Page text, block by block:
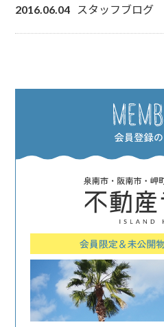
2016.06.04 スタッフブログ